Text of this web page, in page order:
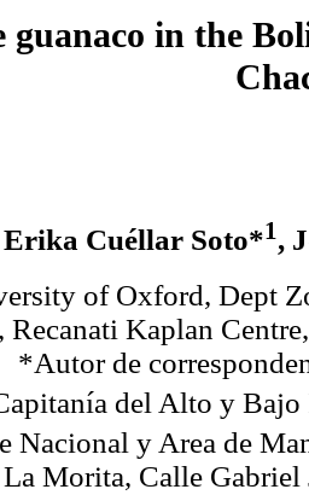
guanaco in the
Erika Cuéllar Soto*1,
of Oxford, Dept
Recanati Kaplan
*Autor de
del Alto y
Nacional y Area de
Morita, Calle